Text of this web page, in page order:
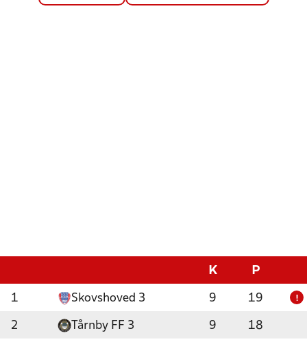
K P
1 Skovshoved 3 9 19 !
2 Tårnby FF 3 9 18